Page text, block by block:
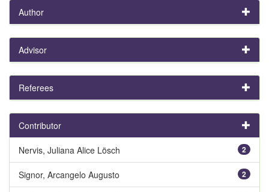
Author
Advisor
Referees
Contributor
2
Nervis, Juliana Alice Lösch
2
Signor, Arcangelo Augusto